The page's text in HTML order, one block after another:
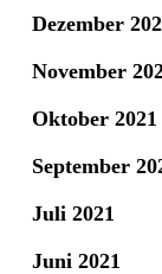
Dezember
November
Oktober 2021
September
Juli 2021
Juni 2021